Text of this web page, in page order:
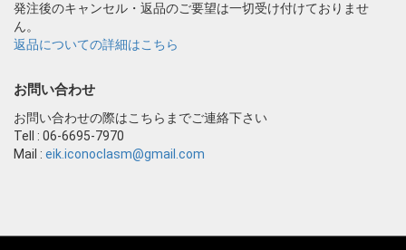
発注後のキャンセル・返品のご要望は一切受け付けておりませ
ん。
返品についての詳細はこちら
お問い合わせ
お問い合わせの際はこちらまでご連絡下さい
Tell : 06-6695-7970
Mail : eik.iconoclasm@gmail.com